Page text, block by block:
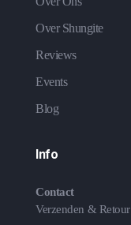
Over Shungite
Reviews
Events
Blog
Info
Contact
Verzenden & Retour